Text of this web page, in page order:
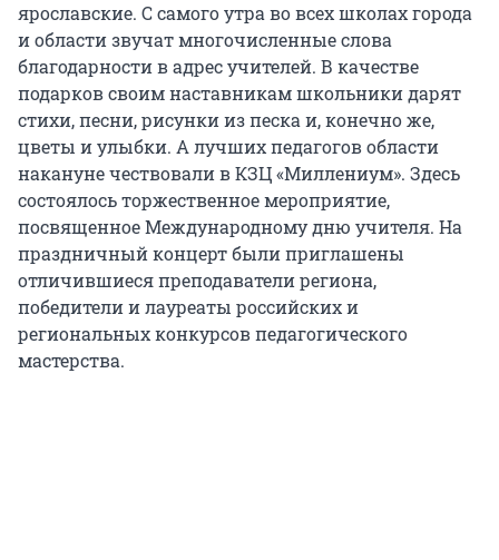
ярославские. С самого утра во всех школах города
и области звучат многочисленные слова
благодарности в адрес учителей. В качестве
подарков своим наставникам школьники дарят
стихи, песни, рисунки из песка и, конечно же,
цветы и улыбки. А лучших педагогов области
накануне чествовали в КЗЦ «Миллениум». Здесь
состоялось торжественное мероприятие,
посвященное Международному дню учителя. На
праздничный концерт были приглашены
отличившиеся преподаватели региона,
победители и лауреаты российских и
региональных конкурсов педагогического
мастерства.